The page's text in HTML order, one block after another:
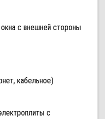
с внешней стороны
кабельное)
с